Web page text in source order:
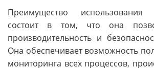
Преимущество
состоит в том, что она
производительность и
Она обеспечивает возможность
мониторинга всех процессов,